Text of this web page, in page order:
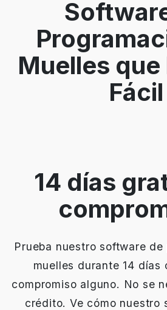
Muelles que
Fácil
14 días
Prueba nuestro software
muelles durante 14 días
compromiso alguno. No se
crédito. Ve cómo nuestro